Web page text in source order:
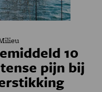
10
pijn bij